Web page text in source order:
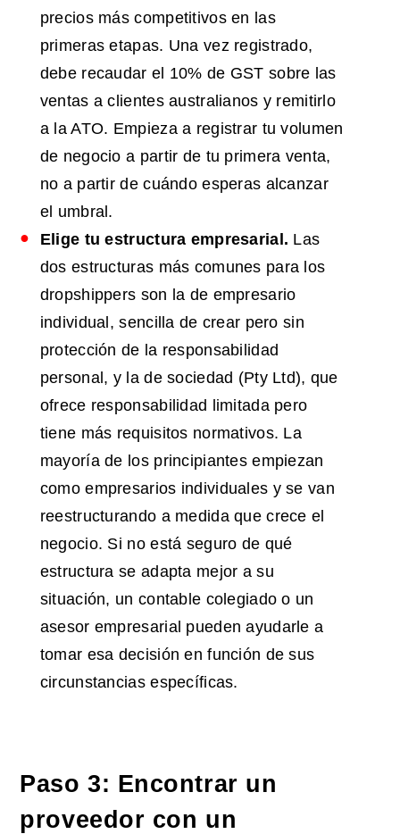
precios más competitivos en las
primeras etapas. Una vez registrado,
debe recaudar el 10% de GST sobre las
ventas a clientes australianos y remitirlo
a la ATO. Empieza a registrar tu volumen
de negocio a partir de tu primera venta,
no a partir de cuándo esperas alcanzar
el umbral.
Elige tu estructura empresarial. Las
dos estructuras más comunes para los
dropshippers son la de empresario
individual, sencilla de crear pero sin
protección de la responsabilidad
personal, y la de sociedad (Pty Ltd), que
ofrece responsabilidad limitada pero
tiene más requisitos normativos. La
mayoría de los principiantes empiezan
como empresarios individuales y se van
reestructurando a medida que crece el
negocio. Si no está seguro de qué
estructura se adapta mejor a su
situación, un contable colegiado o un
asesor empresarial pueden ayudarle a
tomar esa decisión en función de sus
circunstancias específicas.
Paso 3: Encontrar un
proveedor con un